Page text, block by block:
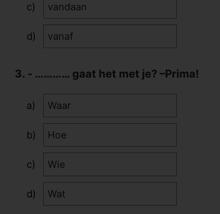
vandaan
vanaf
3. - ………… gaat het met je? –Prima!
Waar
Hoe
Wie
Wat